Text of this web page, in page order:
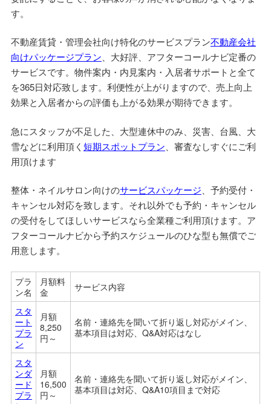
す。
不動産賃貸・管理会社向け特化のサービスプラン不動産会社
向けパッケージプラン、大好評、アフターコールナビ定番の
サービスです。物件案内・内見案内・入居者サポートと全て
を365日対応致します。利便性が上がりますので、売上向上
効果と入居者からの評価も上がる効果が期待できます。
急にスタッフが不足した、大型連休中のみ、災害、台風、大
雪などに利用頂く 短期スポットプラン 、審査なしすぐにご利
用頂けます
整体・ネイルサロン向けのサービスパッケージ、予約受付・
キャンセル対応を致します。それ以外でも予約・キャンセル
の受付をしてほしいサービスなら全業種ご利用頂けます。ア
フターコールナビから予約スケジュールのひな型も無償でご
用意します。
プラ
ン名
月額料
金
サービス内容
スタ
ート
プラ
ン
月額
8,250
円～
名前・連絡先を聞いて折り返し対応がメイン、
基本項目は対応、Q&A対応はなし
スタ
ンダ
ード
プラ
月額
16,500
円～
名前・連絡先を聞いて折り返し対応がメイン、
基本項目は対応、Q&A10項目まで対応